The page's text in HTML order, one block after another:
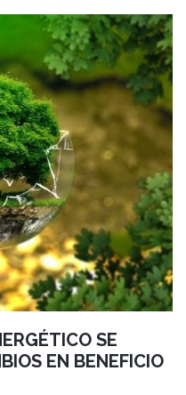
SE
EN BENEFICIO